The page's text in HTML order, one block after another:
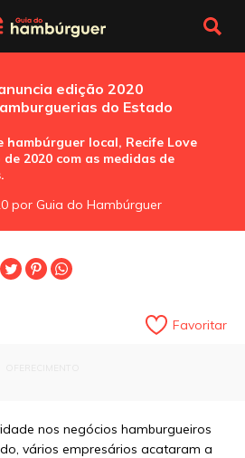
edição 2020
do Estado
hambúrguer local, Recife Love
2020 com as medidas de
por Guia do Hambúrguer
Favoritar
nos negócios hamburgueiros
vários empresários acataram a